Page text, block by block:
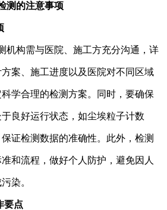
测的注意事项
机构需与医院、施工方充分沟通，详
案、施工进度以及医院对不同区域
学合理的检测方案。同时，要确保
良好运行状态，如尘埃粒子计数
证检测数据的准确性。此外，检测
和流程，做好个人防护，避免因人
染。
要点